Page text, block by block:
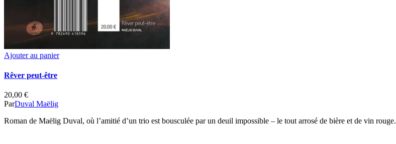
Ajouter au panier
Rêver peut-être
20,00 €
ParDuval Maëlig
Roman de Maëlig Duval, où l’amitié d’un trio est bousculée par un deuil impossible – le tout arrosé de bière et de vin rouge.